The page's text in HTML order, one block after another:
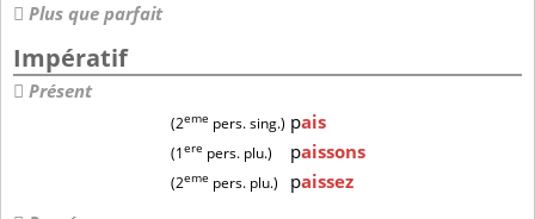
Plus que parfait
Impératif
Présent
(2eme pers. sing.) pais
(1ere pers. plu.) paissons
(2eme pers. plu.) paissez